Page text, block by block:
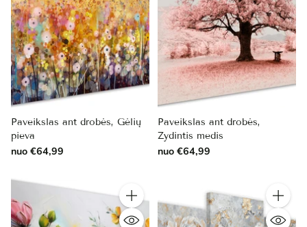
Paveikslas ant drobės, Gėlių
pieva
nuo €64,99
Paveikslas ant drobės,
Žydintis medis
nuo €64,99
Kiekis Kiekis